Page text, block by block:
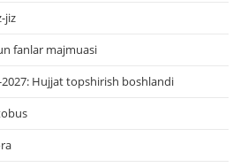
jiz
fanlar majmuasi
Hujjat topshirish boshlandi